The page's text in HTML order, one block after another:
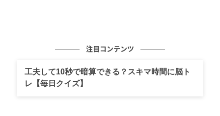
注目コンテンツ
工夫して10秒で暗算できる？スキマ時間に脳ト
レ【毎日クイズ】